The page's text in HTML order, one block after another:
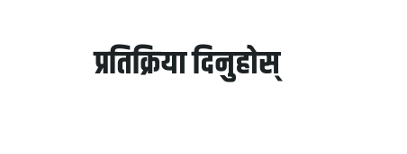
प्रतिक्रिया दिनुहोस्